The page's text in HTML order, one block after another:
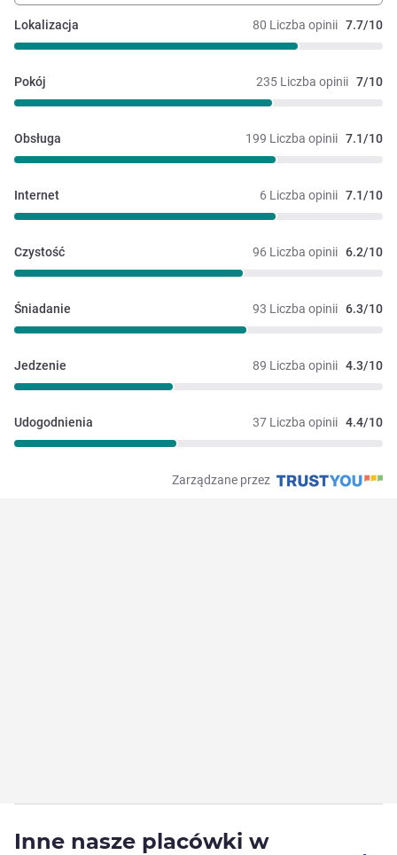
80 Liczba opinii 7.7/10
Lokalizacja
235 Liczba opinii 7/10
Pokój
199 Liczba opinii 7.1/10
Obsługa
6 Liczba opinii 7.1/10
Internet
96 Liczba opinii 6.2/10
Czystość
93 Liczba opinii 6.3/10
Śniadanie
89 Liczba opinii 4.3/10
Jedzenie
37 Liczba opinii 4.4/10
Udogodnienia
Zarządzane przez
Inne nasze placówki w